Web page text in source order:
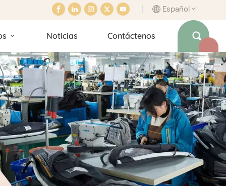
Español
English
français
italiano
español
português
Noticias Contáctenos